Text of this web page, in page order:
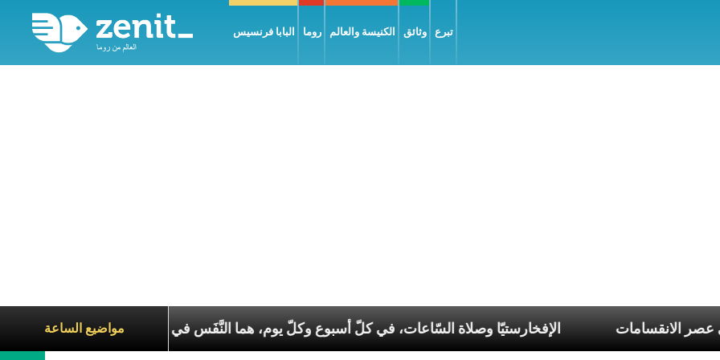
البابا فرنسيس روما الكنيسة والعالم وثائق تبرع
مواضيع الساعة
الإفخارستيّا وصلاة السّاعات، في كلّ أسبوع وكلّ يوم، هما النَّفَس في حياة أنبياء تناغم في عصر الانقسامات